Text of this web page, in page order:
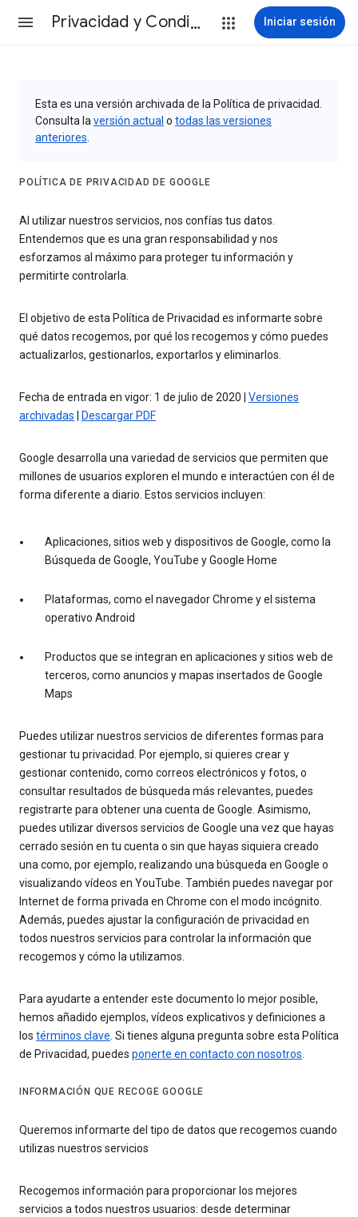
Privacidad y Condiciones Iniciar sesión
Esta es una versión archivada de la Política de privacidad.
Consulta la versión actual o todas las versiones
anteriores
POLÍTICA DE PRIVACIDAD DE GOOGLE
Al utilizar nuestros servicios, nos confías tus datos.
Entendemos que es una gran responsabilidad y nos
esforzamos al máximo para proteger tu información y
permitirte controlarla.
El objetivo de esta Política de Privacidad es informarte sobre
qué datos recogemos, por qué los recogemos y cómo puedes
actualizarlos, gestionarlos, exportarlos y eliminarlos.
Fecha de entrada en vigor: 1 de julio de 2020 | Versiones
archivadas
Descargar PDF
Google desarrolla una variedad de servicios que permiten que
millones de usuarios exploren el mundo e interactúen con él de
forma diferente a diario. Estos servicios incluyen:
Aplicaciones, sitios web y dispositivos de Google, como la
Búsqueda de Google, YouTube y Google Home
Plataformas, como el navegador Chrome y el sistema
operativo Android
Productos que se integran en aplicaciones y sitios web de
terceros, como anuncios y mapas insertados de Google
Maps
Puedes utilizar nuestros servicios de diferentes formas para
gestionar tu privacidad. Por ejemplo, si quieres crear y
gestionar contenido, como correos electrónicos y fotos, o
consultar resultados de búsqueda más relevantes, puedes
registrarte para obtener una cuenta de Google. Asimismo,
puedes utilizar diversos servicios de Google una vez que hayas
cerrado sesión en tu cuenta o sin que hayas siquiera creado
una como, por ejemplo, realizando una búsqueda en Google o
visualizando vídeos en YouTube. También puedes navegar por
Internet de forma privada en Chrome con el modo incógnito.
Además, puedes ajustar la configuración de privacidad en
todos nuestros servicios para controlar la información que
recogemos y cómo la utilizamos.
Para ayudarte a entender este documento lo mejor posible,
hemos añadido ejemplos, vídeos explicativos y definiciones a
los términos clave. Si tienes alguna pregunta sobre esta Política
de Privacidad, puedes ponerte en contacto con nosotros.
INFORMACIÓN QUE RECOGE GOOGLE
Queremos informarte del tipo de datos que recogemos cuando
utilizas nuestros servicios
Recogemos información para proporcionar los mejores
servicios a todos nuestros usuarios: desde determinar